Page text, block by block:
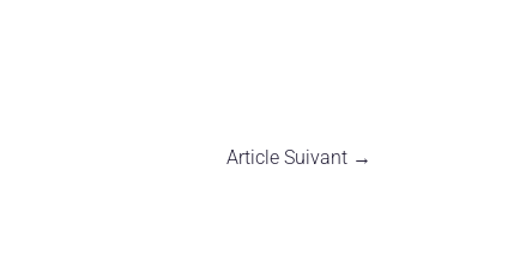
Article Suivant→